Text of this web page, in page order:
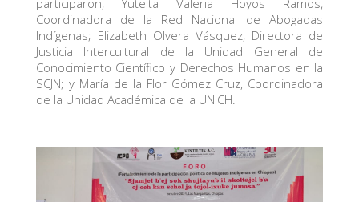
Coordinadora de la Red Nacional de Abogadas
Indígenas; Elizabeth Olvera Vásquez, Directora de
Justicia Intercultural de la Unidad General de
Conocimiento Científico y Derechos Humanos en la
SCJN; y María de la Flor Gómez Cruz, Coordinadora
de la Unidad Académica de la UNICH.